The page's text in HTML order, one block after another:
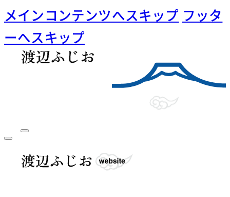
メインコンテンツへスキップ フッタ
ーへスキップ